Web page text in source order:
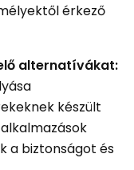
érkező
alternatívákat:
készült
a biztonságot és